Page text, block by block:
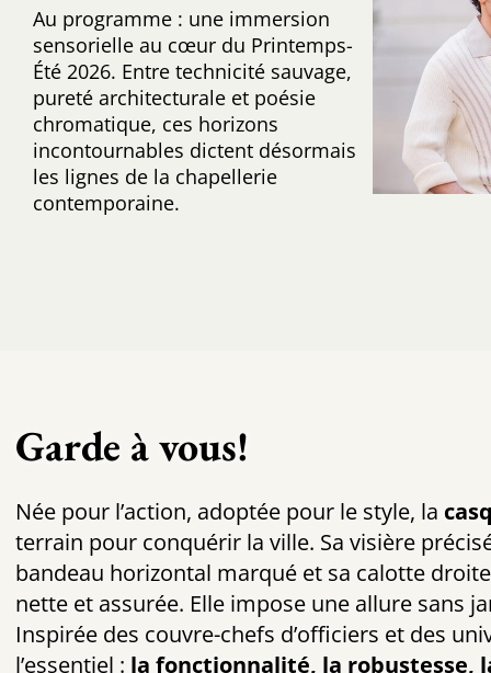
Au programme : une immersion
sensorielle au cœur du Printemps-
Été 2026. Entre technicité sauvage,
pureté architecturale et poésie
chromatique, ces horizons
incontournables dictent désormais
les lignes de la chapellerie
contemporaine.
Garde à vous!
Née pour l’action, adoptée pour le style, la
terrain pour conquérir la ville. Sa visière
bandeau horizontal marqué et sa calotte
nette et assurée. Elle impose une allure sans
Inspirée des couvre-chefs d’officiers et des
l’essentiel : la fonctionnalité, la robustesse,